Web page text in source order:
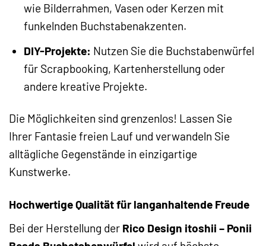
wie Bilderrahmen, Vasen oder Kerzen mit
funkelnden Buchstabenakzenten.
DIY-Projekte: Nutzen Sie die Buchstabenwürfel
für Scrapbooking, Kartenherstellung oder
andere kreative Projekte.
Die Möglichkeiten sind grenzenlos! Lassen Sie
Ihrer Fantasie freien Lauf und verwandeln Sie
alltägliche Gegenstände in einzigartige
Kunstwerke.
Hochwertige Qualität für langanhaltende Freude
Bei der Herstellung der Rico Design itoshii – Ponii